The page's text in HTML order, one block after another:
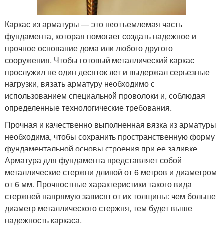
Каркас из арматуры — это неотъемлемая часть
фундамента, которая помогает создать надежное и
прочное основание дома или любого другого
сооружения. Чтобы готовый металлический каркас
прослужил не один десяток лет и выдержал серьезные
нагрузки, вязать арматуру необходимо с
использованием специальной проволоки и, соблюдая
определенные технологические требования.
Прочная и качественно выполненная вязка из арматуры
необходима, чтобы сохранить пространственную форму
фундаментальной основы строения при ее заливке.
Арматура для фундамента представляет собой
металлические стержни длиной от 6 метров и диаметром
от 6 мм. Прочностные характеристики такого вида
стержней напрямую зависят от их толщины: чем больше
диаметр металлического стержня, тем будет выше
надежность каркаса.